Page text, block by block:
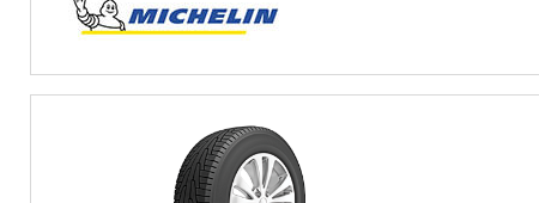
Pkw (29)
Transporter (0)
Wohnmobil (0)